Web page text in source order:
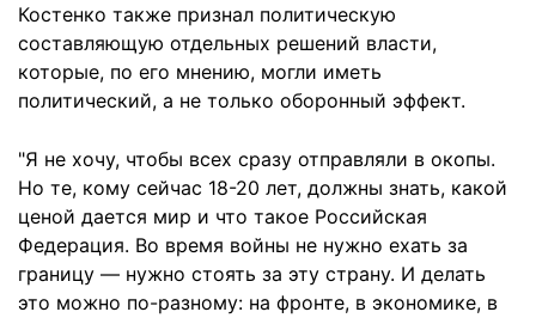
Костенко также признал политическую
составляющую отдельных решений власти,
которые, по его мнению, могли иметь
политический, а не только оборонный эффект.
"Я не хочу, чтобы всех сразу отправляли в окопы.
Но те, кому сейчас 18-20 лет, должны знать, какой
ценой дается мир и что такое Российская
Федерация. Во время войны не нужно ехать за
границу — нужно стоять за эту страну. И делать
это можно по-разному: на фронте, в экономике, в